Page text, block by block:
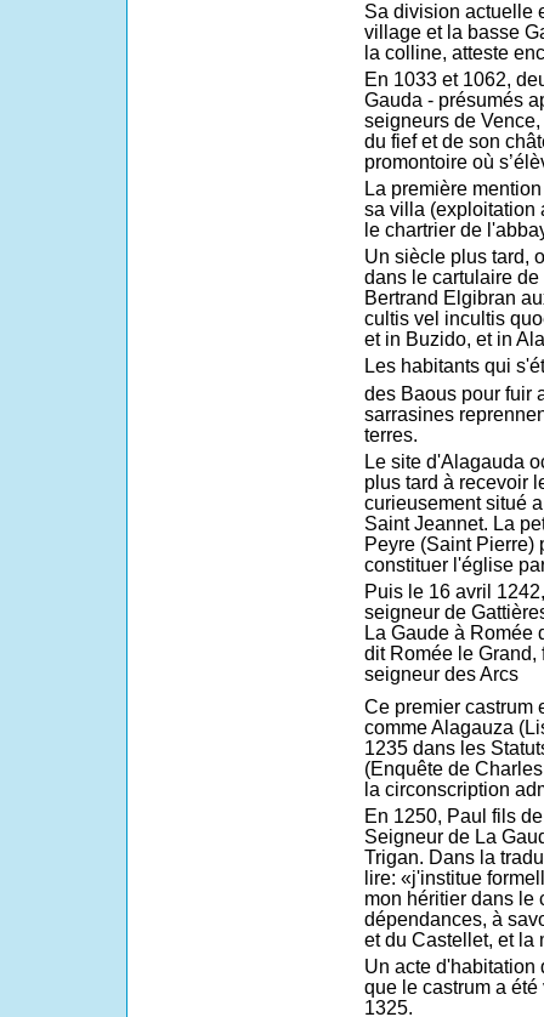
Sa division actuelle
village et la basse
la colline, atteste
En 1033 et 1062,
Gauda - présumés
seigneurs de
du fief et de son
promontoire où
La première
sa villa (exploitation
le chartrier de
Un siècle plus tard,
dans le cartulaire
Bertrand Elgibran
cultis vel incultis
et in Buzido, et in
Les habitants qui
des Baous pour fuir
sarrasines
terres.
Le site d'Alagauda
plus tard à recevoir
curieusement situé
Saint Jeannet. La
Peyre (Saint Pierre)
constituer l'église
Puis le 16 avril
seigneur de
La Gaude à Romée
dit Romée le
seigneur des Arcs
Ce premier castrum
comme Alagauza
1235 dans les
(Enquête de
la circonscription
En 1250, Paul fils
Seigneur de La
Trigan. Dans la
lire: «j'institue
mon héritier dans le
dépendances, à
et du Castellet, et la
Un acte d'habitation
que le castrum a
1325.